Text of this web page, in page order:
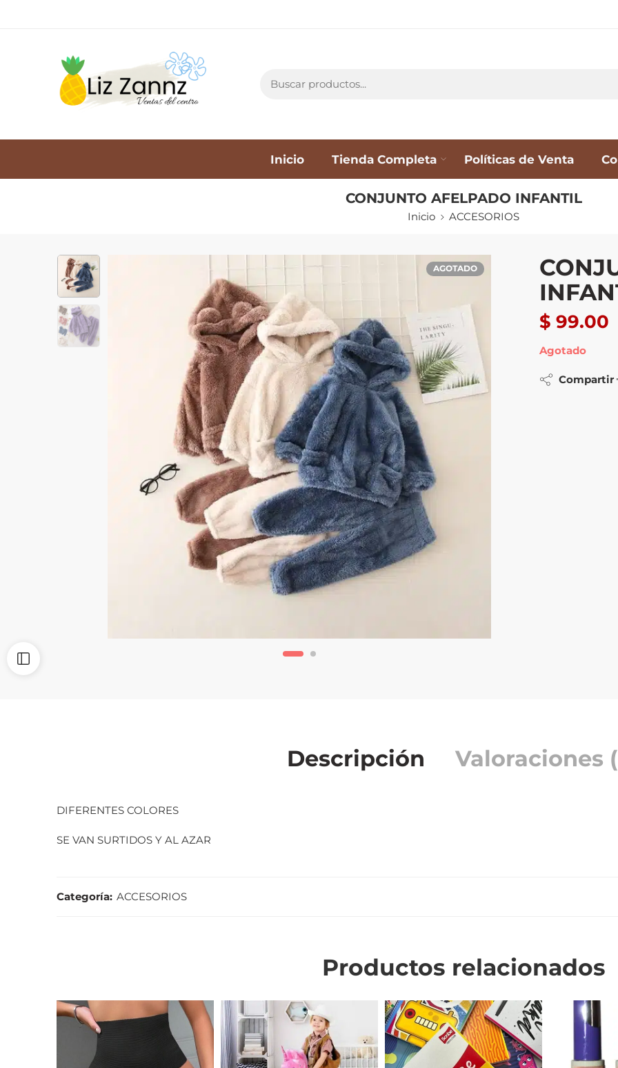
Inicio Tienda Completa Políticas de Venta
CONJUNTO AFELPADO INFANTIL
Inicio ACCESORIOS
AGOTADO
$ 99.00
Agotado
Compartir
Descripción Valoraciones
DIFERENTES COLORES
SE VAN SURTIDOS Y AL AZAR
Categoría: ACCESORIOS
Productos relacionados